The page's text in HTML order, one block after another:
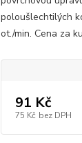
poloušlechtilých
ot./min. Cena za
91 Kč
75 Kč bez DPH